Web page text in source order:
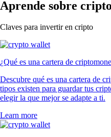
Aprende sobre
Claves para invertir en cripto
¿Qué es una cartera de
Descubre qué es una cartera de
tipos existen para guardar tus
elegir la que mejor se adapte a ti.
Learn more